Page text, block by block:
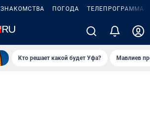
ЗНАКОМСТВА ПОГОДА ТЕЛЕПРОГРАММА
Кто решает какой будет Уфа? Мавлиев